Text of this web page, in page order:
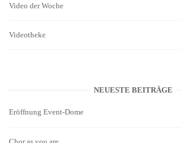
Video der Woche
Videotheke
NEUESTE BEITRÄGE
Eröffnung Event-Dome